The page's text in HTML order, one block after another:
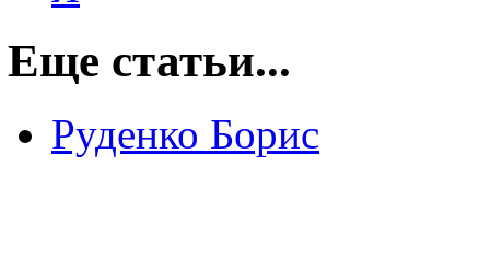
Еще статьи...
Руденко Борис